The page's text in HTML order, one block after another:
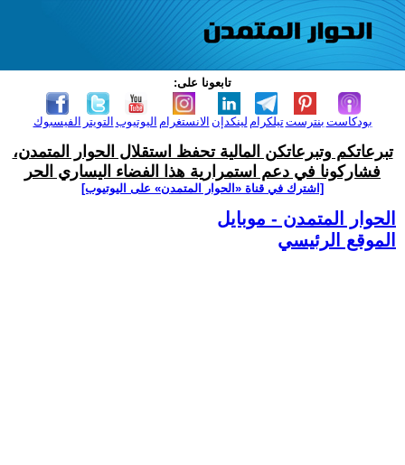
تابعونا على:
الفيسبوك التويتر اليوتيوب الانستغرام لينكدإن تيلكرامبنترست بودكاست
تبرعاتكم وتبرعاتكن المالية تحفظ استقلال الحوار المتمدن،
فشاركونا في دعم استمرارية هذا الفضاء اليساري الحر
[اشترك في قناة ‫«الحوار المتمدن» على اليوتيوب]
الحوار المتمدن - موبايل
الموقع الرئيسي